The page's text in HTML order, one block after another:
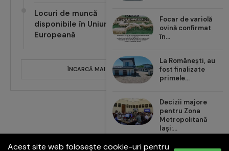
Locuri de muncă
disponibile în Uniunea
Europeană
ÎNCARCĂ MAI MULTE POSTĂRI
Acest site web folosește cookie-uri pentru
Focar de variolă
ovină confirmat
în...
La Românești, au
fost finalizate
primele...
Decizii majore
pentru Zona
Metropolitană
Iași:...